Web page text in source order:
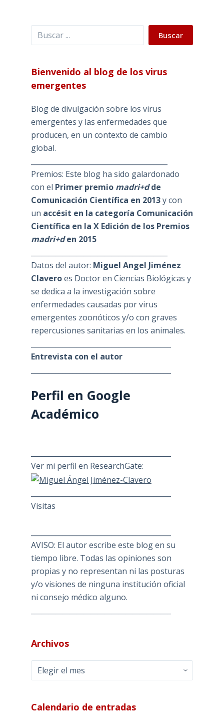
Buscar Buscar
Bienvenido al blog de los virus
emergentes
Blog de divulgación sobre los virus
emergentes y las enfermedades que
producen, en un contexto de cambio
global.
Premios: Este blog ha sido galardonado
con el Primer premio madri+dde
Comunicación Científica en 2013y con
un accésit en la categoría Comunicación
Científica en la X Edición de los Premios
madri+den 2015
Datos del autor: Miguel Angel Jiménez
Claveroes Doctor en Ciencias Biológicas y
se dedica a la investigación sobre
enfermedades causadas por virus
emergentes zoonóticos y/o con graves
repercusiones sanitarias en los animales.
Entrevista con el autor
Perfil en Google
Académico
Ver mi perfil en ResearchGate:
Visitas
AVISO: El autor escribe este blog en su
tiempo libre. Todas las opiniones son
propias y no representan ni las posturas
y/o visiones de ninguna institución oficial
ni consejo médico alguno.
Archivos
Archivos
Calendario de entradas